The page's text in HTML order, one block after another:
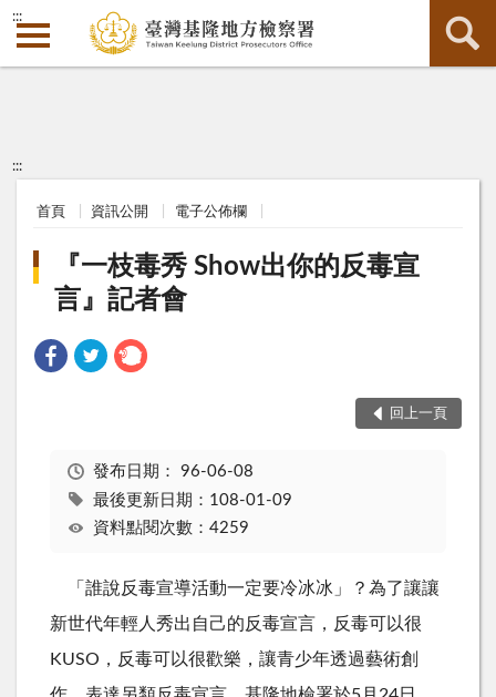
:::
:::
首頁 資訊公開 電子公佈欄
『一枝毒秀 Show出你的反毒宣
言』記者會
回上一頁
發布日期： 96-06-08
最後更新日期：108-01-09
資料點閱次數：4259
「誰說反毒宣導活動一定要冷冰冰」？為了讓讓
新世代年輕人秀出自己的反毒宣言，反毒可以很
KUSO，反毒可以很歡樂，讓青少年透過藝術創